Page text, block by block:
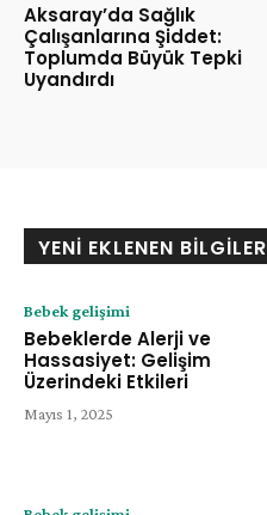
Aksaray’da Sağlık
Çalışanlarına Şiddet:
Toplumda Büyük Tepki
Uyandırdı
YENI EKLENEN BILGILER
Bebek gelişimi
Bebeklerde Alerji ve
Hassasiyet: Gelişim
Üzerindeki Etkileri
Mayıs 1, 2025